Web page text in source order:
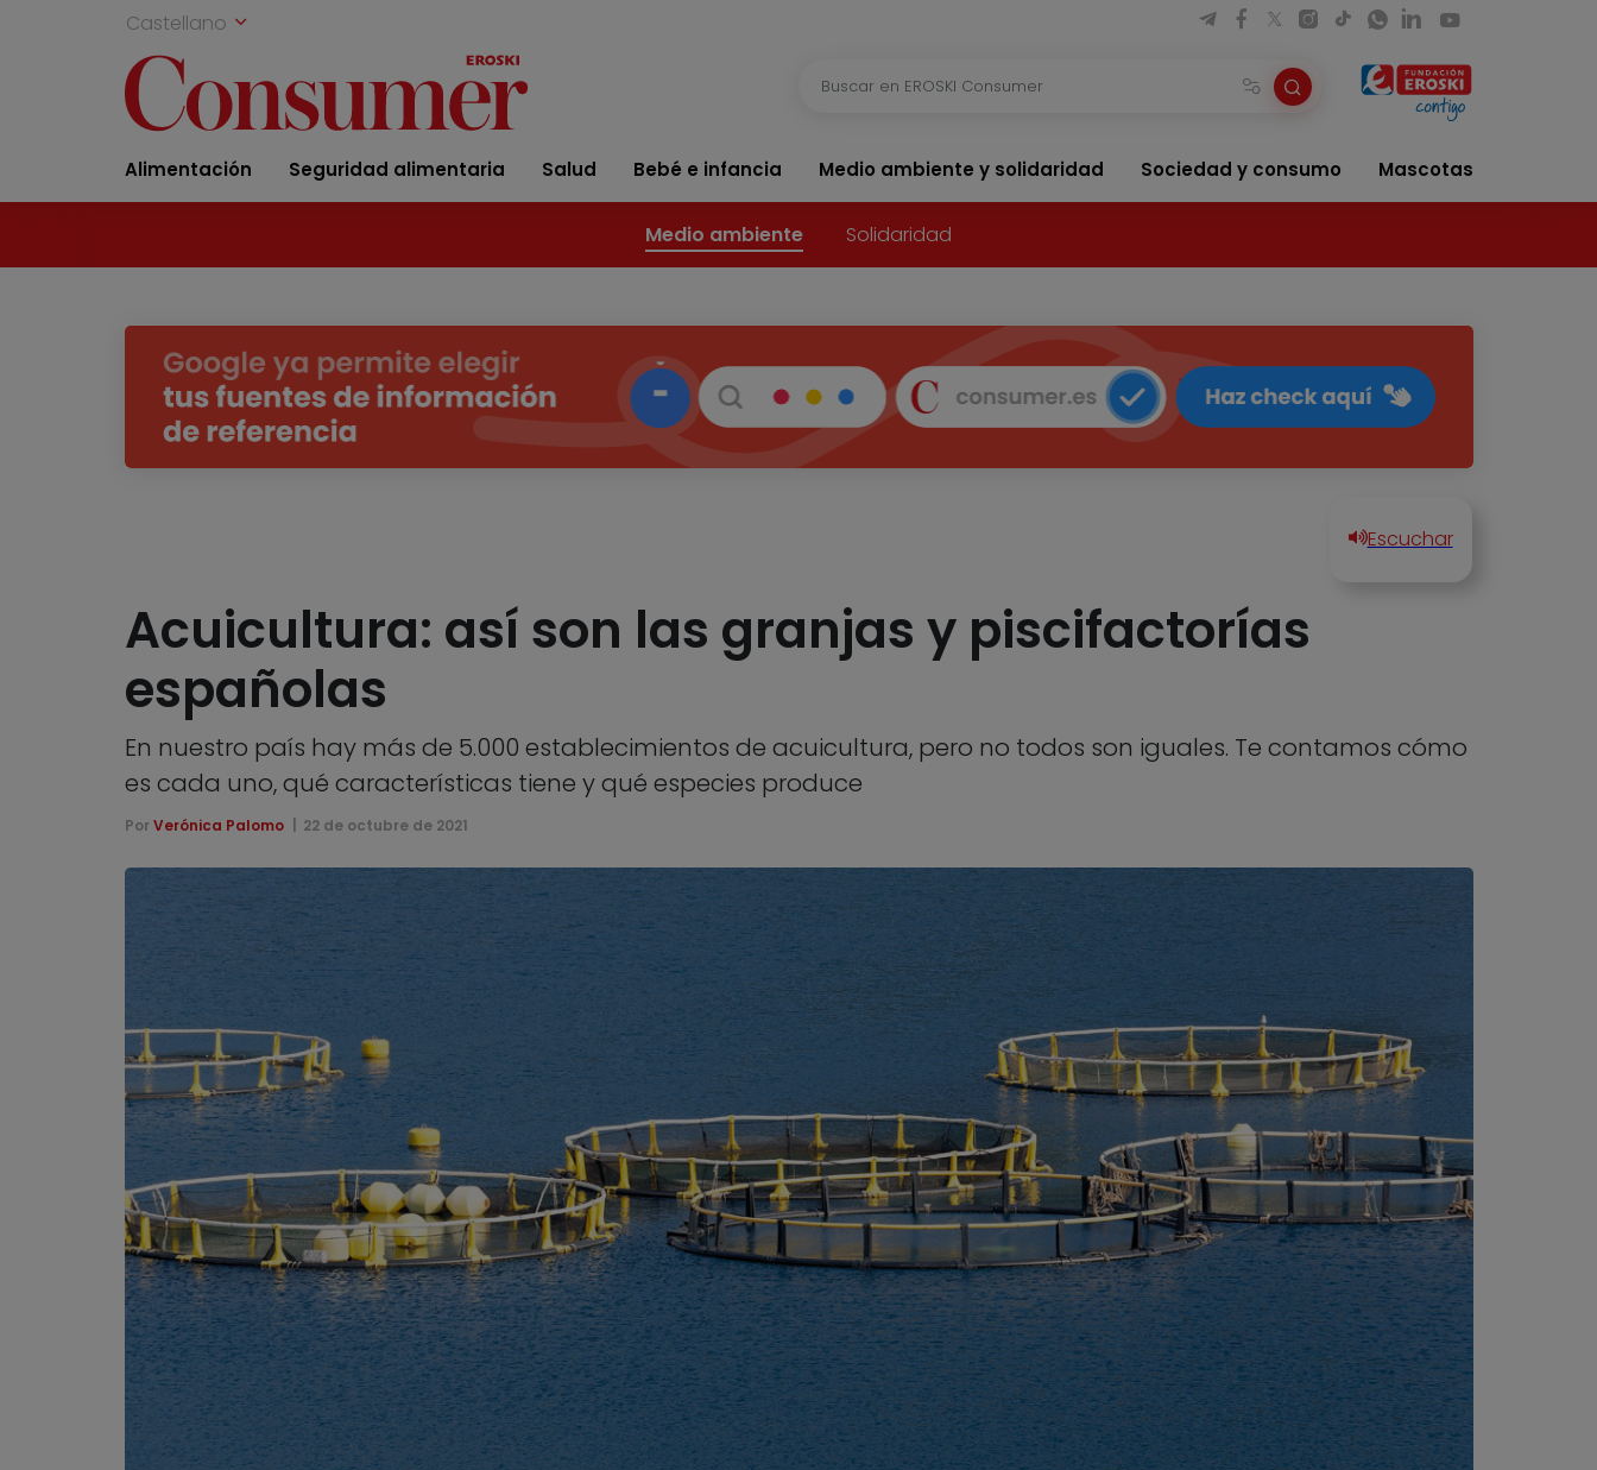
Castellano
Alimentación Seguridad alimentaria Salud Bebé e infancia Medio ambiente y solidaridad Sociedad y consumo Mascotas
Medio ambiente Solidaridad
Acuicultura: así son las granjas y piscifactorías
españolas
En nuestro país hay más de 5.000 establecimientos de acuicultura, pero no todos son iguales. Te contamos cómo
es cada uno, qué características tiene y qué especies produce
Por Verónica Palomo 22 de octubre de 2021